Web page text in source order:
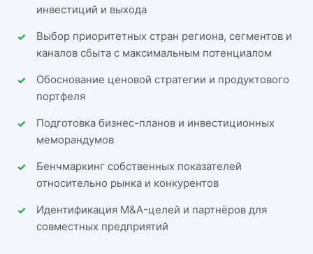
инвестиций и выхода
Выбор приоритетных стран региона, сегментов и
каналов сбыта с максимальным потенциалом
Обоснование ценовой стратегии и продуктового
портфеля
Подготовка бизнес-планов и инвестиционных
меморандумов
Бенчмаркинг собственных показателей
относительно рынка и конкурентов
Идентификация M&A-целей и партнёров для
совместных предприятий